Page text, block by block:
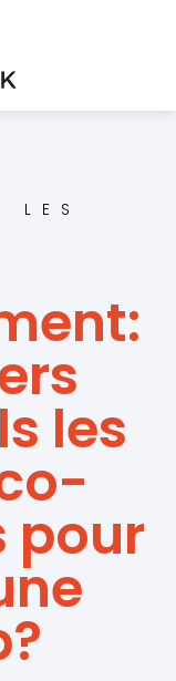
LES
les
pour